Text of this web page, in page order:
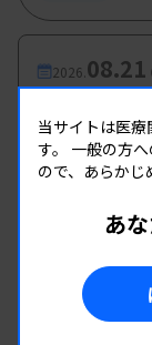
2026. 08.21
主催 :東京都臨
開催場所 : WEB
2026.08.22
第2回 微生
当サイトは医
す。 一般の方
ので、あらかじ
あ